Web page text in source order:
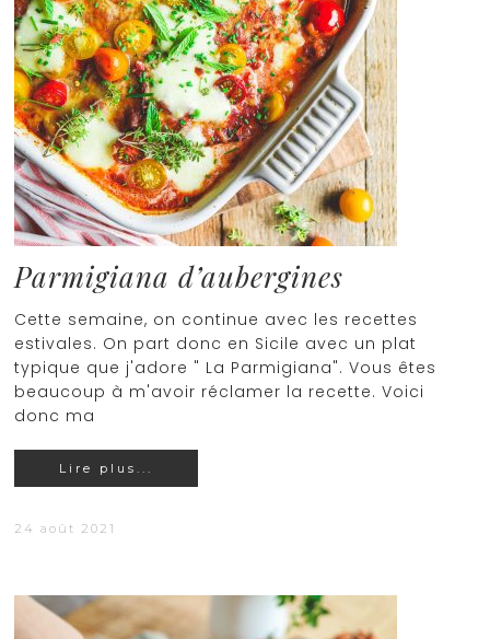
Parmigiana d’aubergines
Cette semaine, on continue avec les recettes
estivales. On part donc en Sicile avec un plat
typique que j'adore " La Parmigiana". Vous êtes
beaucoup à m'avoir réclamer la recette. Voici
donc ma
Lire plus...
24 août 2021